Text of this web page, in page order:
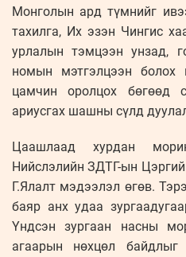
Монголын ард түмнийг
тахилга, Их эзэн Чингис
урлалын тэмцээн унзад,
номын мэтгэлцээн
цамчин оролцох бөгөөд
ариусгах шашны сүлд
Цаашлаад хурдан
Нийслэлийн ЗДТГ-ын
Г.Ялалт мэдээлэл өгөв.
баяр анх удаа
Үндсэн зургаан насны
агаарын нөхцөл